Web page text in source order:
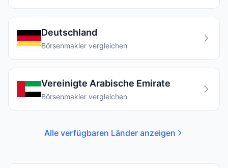
Deutschland
Börsenmakler vergleichen
Vereinigte Arabische Emirate
Börsenmakler vergleichen
Alle verfügbaren Länder anzeigen